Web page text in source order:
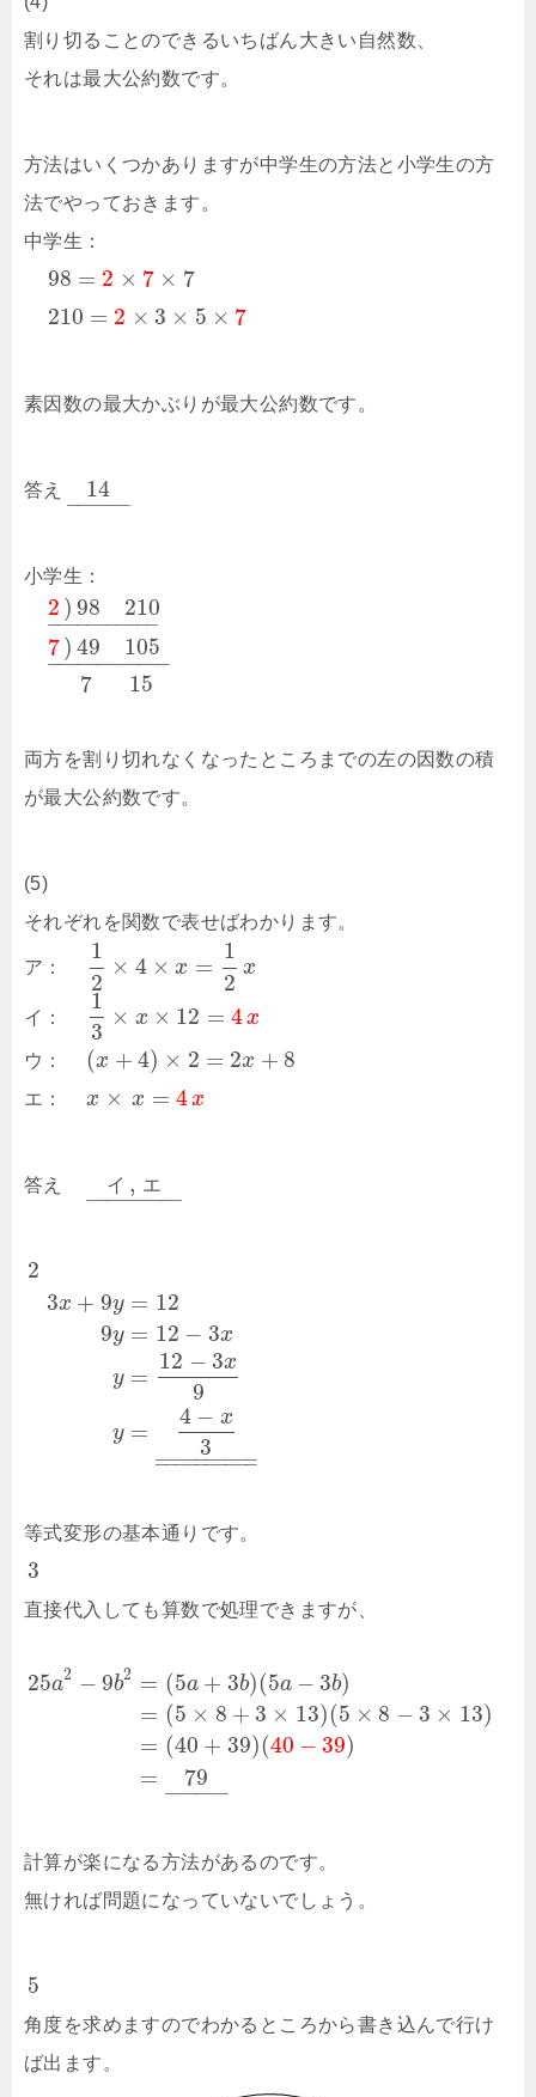
割り切ることのできるいちばん大きい自然数、
それは最大公約数です。
方法はいくつかありますが中学生の方法と小学生の方
法でやっておきます。
中学生：
98 = 2 × 7 × 7
210 = 2 × 3 × 5 × 7
素因数の最大かぶりが最大公約数です。
答え 14
– –
––––
小学生：
2 ) 98 210
– –
–––––––––
7) 49 105
– –
––––––––––
7 15
両方を割り切れなくなったところまでの左の因数の積
が最大公約数です。
(5)
それぞれを関数で表せばわかります。
ア：
1
2
× 4 × x =
1
2
x
イ：
1
3
× x × 12 = 4x
ウ： (x + 4) × 2 = 2x + 8
エ： x × x = 4x
答え イ , エ
– –
–––––––
2
3x + 9y
9y
y
y
=
=
=
=
12
12 − 3x
12 − 3x
9
4 − x
3
– –
––––––––
– –
––––––––
等式変形の基本通りです。
3
直接代入しても算数で処理できますが、
25a2 − 9b2 =
=
=
=
(5a + 3b)(5a − 3b)
(5 × 8 + 3 × 13)(5 × 8 − 3 × 13)
(40 + 39)(40 − 39)
79
– –
––––
計算が楽になる方法があるのです。
無ければ問題になっていないでしょう。
5
角度を求めますのでわかるところから書き込んで行け
ば出ます。